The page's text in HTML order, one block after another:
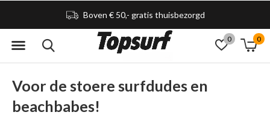
0 0
Boven € 50,- gratis thuisbezorgd
Voor de stoere surfdudes en
beachbabes!